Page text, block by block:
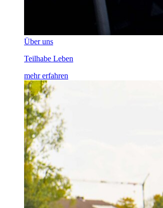
Über uns
Teilhabe Leben
mehr erfahren